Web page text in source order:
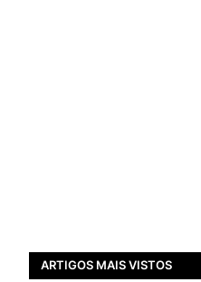
ARTIGOS MAIS VISTOS